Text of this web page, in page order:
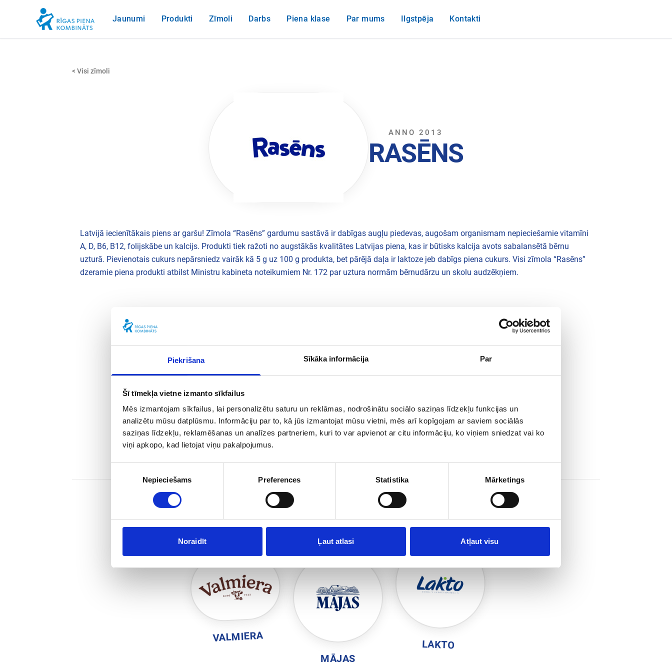
Piekrišana Sīkāka informācija Par
Šī tīmekļa vietne izmanto sīkfailus
Mēs izmantojam sīkfailus, lai personalizētu saturu un reklāmas, nodrošinātu sociālo saziņas līdzekļu funkcijas un
analizētu mūsu datplūsmu. Informāciju par to, kā jūs izmantojat mūsu vietni, mēs arī kopīgojam ar saviem sociālās
saziņas līdzekļu, reklamēšanas un analīzes partneriem, kuri to var apvienot ar citu informāciju, ko viņiem sniedzat vai ko
viņi apkopo, kad lietojat viņu pakalpojumus.
Nepieciešams Preferences Statistika Mārketings
Noraidīt Ļaut atlasi Atļaut visu
Jaunumi Produkti Zīmoli Darbs Piena klase Par mums Ilgstpēja Kontakti
< Visi zīmoli
ANNO 2013
RASĒNS
Latvijā iecienītākais piens ar garšu! Zīmola “Rasēns” gardumu sastāvā ir dabīgas augļu piedevas, augošam organismam nepieciešamie vitamīni
A, D, B6, B12, folijskābe un kalcijs. Produkti tiek ražoti no augstākās kvalitātes Latvijas piena, kas ir būtisks kalcija avots sabalansētā bērnu
uzturā. Pievienotais cukurs nepārsniedz vairāk kā 5 g uz 100 g produkta, bet pārējā daļa ir laktoze jeb dabīgs piena cukurs. Visi zīmola “Rasēns”
dzeramie piena produkti atbilst Ministru kabineta noteikumiem Nr. 172 par uztura normām bērnudārzu un skolu audzēkņiem.
Bērnu iecienīts
Skatīt produktus
VALMIERA
MĀJAS
LAKTO